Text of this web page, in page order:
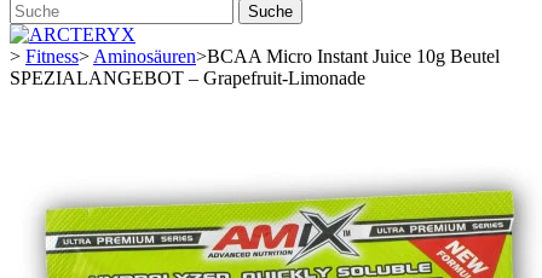
Suche
> Fitness> Aminosäuren>BCAA Micro Instant Juice 10g Beutel
SPEZIALANGEBOT – Grapefruit-Limonade